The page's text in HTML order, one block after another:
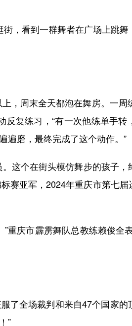
，看到一群舞者在广场上跳舞
，周末全天都泡在舞房。一周
复练习，“有一次他练单手转
遍磨，最终完成了这个动作。”
个在街头模仿舞步的孩子，
亚军，2024年重庆市第七届
庆市霹雳舞队总教练赖俊全
全场裁判和来自47个国家的
”